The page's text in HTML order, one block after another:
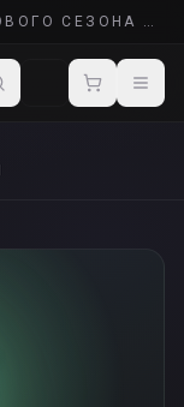
ЛИГА RUNES OF ALDUR — СТАРТ НОВОГО СЕЗОНА POE 2